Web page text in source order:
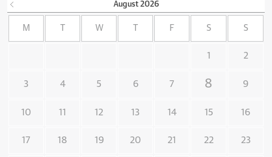
August 2026
M W F S S
1 2
3 4 5 6 7 8 9
10 11 12 13 14 15 16
17 18 19 20 21 22 23